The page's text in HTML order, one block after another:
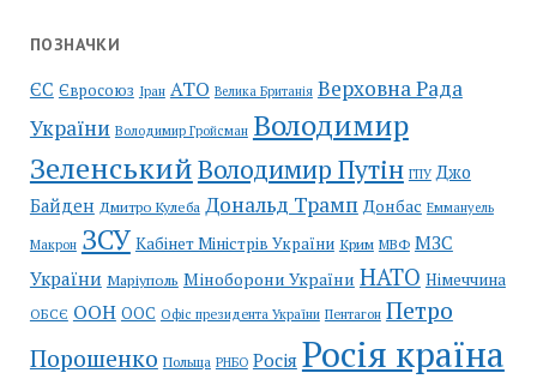
ПОЗНАЧКИ
ЄС Євросоюз Іран АТО Велика Британія Верховна Рада
України Володимир Гройсман Володимир
ЗеленськийВолодимир Путін ГПУ Джо
Байден Дмитро Кулеба Дональд Трамп Донбас Еммануель
Макрон ЗСУ Кабінет Міністрів України Крим МВФ МЗС
України Маріуполь Міноборони України НАТО Німеччина
ОБСЄ ООН ООС Офіс президента України Пентагон Петро
Порошенко Польща РНБО Росія Росія країна